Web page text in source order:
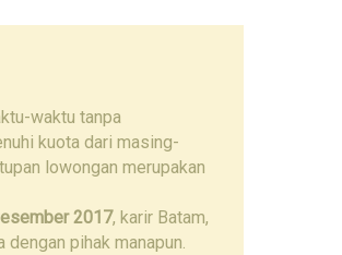
waktu tanpa
kuota dari masing-
lowongan merupakan
2017, karir Batam,
pihak manapun.